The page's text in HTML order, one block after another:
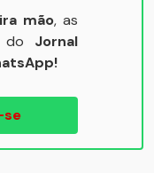
mão, as
do Jornal
se